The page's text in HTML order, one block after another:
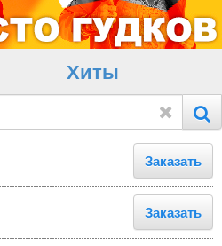
Хиты
Заказать
Заказать